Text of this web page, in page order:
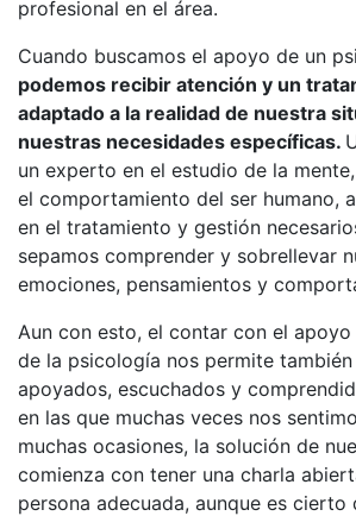
profesional en el área.
Cuando buscamos el apoyo de un
podemos recibir atención y un
adaptado a la realidad de nuestra
nuestras necesidades específicas.
un experto en el estudio de la
el comportamiento del ser humano,
en el tratamiento y gestión
sepamos comprender y sobrellevar
emociones, pensamientos y
Aun con esto, el contar con el
de la psicología nos permite
apoyados, escuchados y
en las que muchas veces nos
muchas ocasiones, la solución de
comienza con tener una charla
persona adecuada, aunque es cierto